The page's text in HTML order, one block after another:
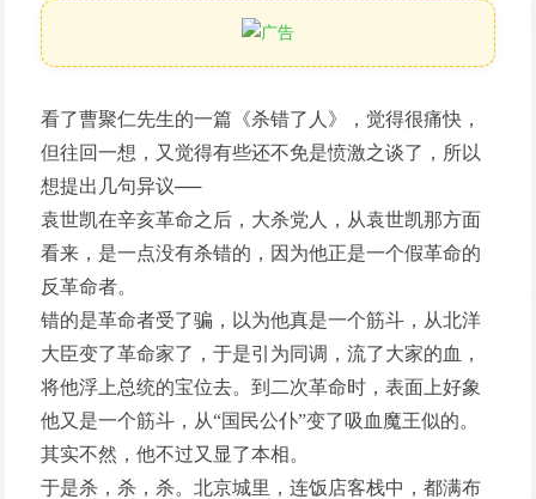
看了曹聚仁先生的一篇《杀错了人》，觉得很痛快，
但往回一想，又觉得有些还不免是愤激之谈了，所以
想提出几句异议──
袁世凯在辛亥革命之后，大杀党人，从袁世凯那方面
看来，是一点没有杀错的，因为他正是一个假革命的
反革命者。
错的是革命者受了骗，以为他真是一个筋斗，从北洋
大臣变了革命家了，于是引为同调，流了大家的血，
将他浮上总统的宝位去。到二次革命时，表面上好象
他又是一个筋斗，从“国民公仆”变了吸血魔王似的。
其实不然，他不过又显了本相。
于是杀，杀，杀。北京城里，连饭店客栈中，都满布